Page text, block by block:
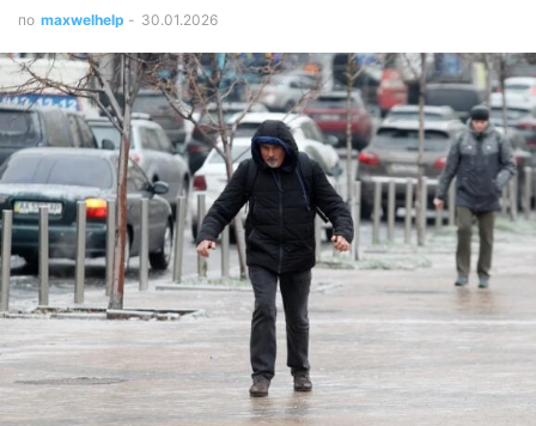
по maxwelhelp - 30.01.2026